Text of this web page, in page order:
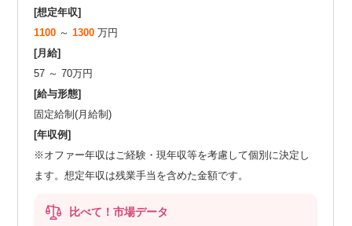
[想定年収]
1100 ～1300 万円
[月給]
57 ～ 70万円
[給与形態]
固定給制(月給制)
[年収例]
※オファー年収はご経験・現年収等を考慮して個別に決定し
ます。想定年収は残業手当を含めた金額です。
比べて！市場データ